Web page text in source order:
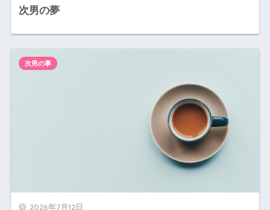
次男の夢
2026年7月12日
次男の事